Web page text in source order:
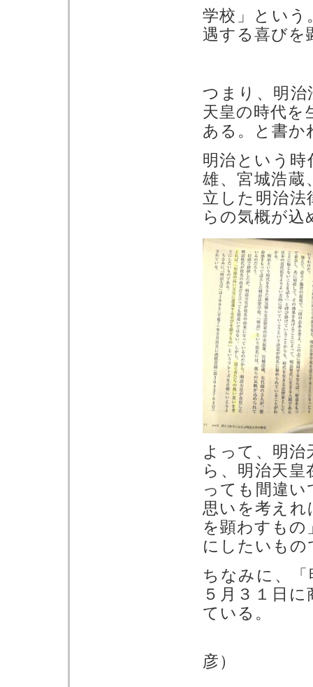
学校」という
遇する喜びを
つまり、明治
天皇の時代を
ある。と書か
明治という時
雄、宮城浩蔵
立した明治法
らの気概が
よって、明
ら、明治天
っても間違
思いを考えれ
を顕わすも
にしたいも
ちなみに、
５月３１日
ている。
彦）